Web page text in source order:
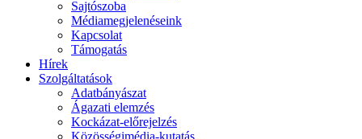
Sajtószoba
Médiamegjelenéseink
Kapcsolat
Támogatás
Hírek
Szolgáltatások
Adatbányászat
Ágazati elemzés
Kockázat-előrejelzés
Közösségimédia-kutatás